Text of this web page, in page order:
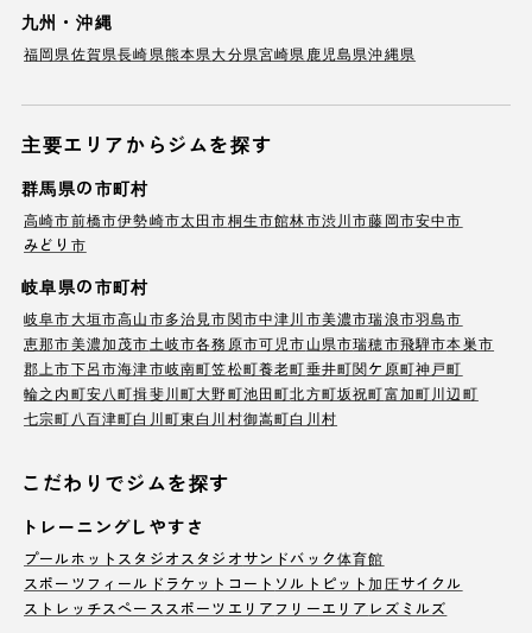
九州・沖縄
福岡県佐賀県長崎県熊本県大分県宮崎県 鹿児島県沖縄県
主要エリアからジムを探す
群馬県の市町村
高崎市前橋市伊勢崎市太田市桐生市館林市渋川市藤岡市安中市
みどり市
岐阜県の市町村
岐阜市大垣市高山市多治見市関市中津川市美濃市瑞浪市羽島市
恵那市美濃加茂市土岐市各務原市可児市山県市瑞穂市飛騨市本巣市
郡上市下呂市海津市岐南町笠松町養老町垂井町関ケ原町神戸町
輪之内町安八町揖斐川町大野町池田町北方町坂祝町富加町川辺町
七宗町 八百津町白川町東白川村御嵩町白川村
こだわりでジムを探す
トレーニングしやすさ
プールホットスタジオ スタジオサンドバック体育館
スポーツフィールド ラケットコート ソルトピット加圧サイクル
ストレッチスペース スポーツエリア フリーエリア レズミルズ